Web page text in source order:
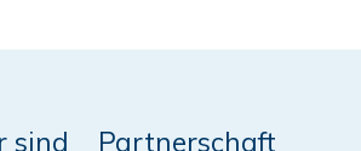
sind Partnerschaft